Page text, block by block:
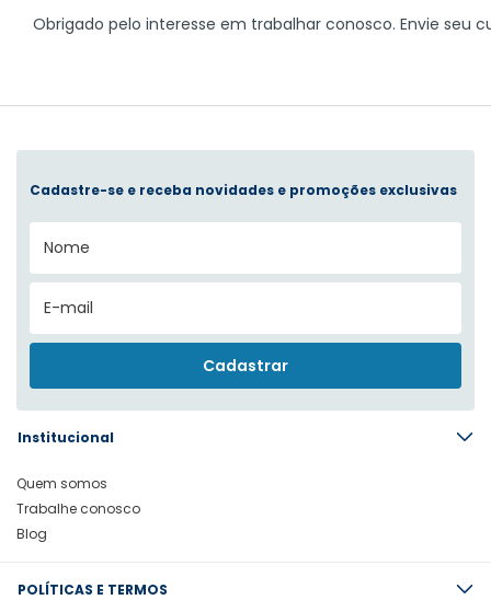
Obrigado pelo interesse em trabalhar conosco. Envie seu
Institucional
Quem somos
Trabalhe conosco
Blog
POLÍTICAS E TERMOS
Cadastre-se e receba novidades e promoções exclusivas